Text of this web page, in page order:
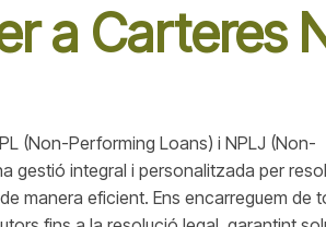
a Carteres
(Non-Performing Loans) i NPLJ (Non-
gestió integral i personalitzada per
manera eficient. Ens encarreguem de